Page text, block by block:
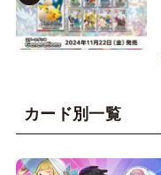
カード別一覧